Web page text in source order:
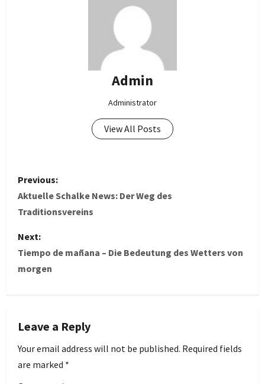
Admin
Administrator
View All Posts
P
o
t
n
v
i
g
Previous:
Aktuelle Schalke News: Der Weg des
Traditionsvereins
Next:
Tiempo de mañana – Die Bedeutung des Wetters von
morgen
Leave a Reply
Your email address will not be published. Required fields
are marked *